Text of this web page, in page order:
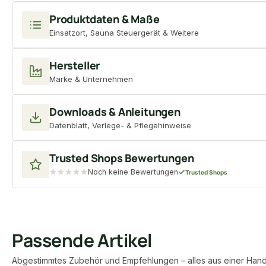
Produktdaten & Maße
Einsatzort, Sauna Steuergerät & Weitere
Hersteller
Marke & Unternehmen
Downloads & Anleitungen
Datenblatt, Verlege- & Pflegehinweise
Trusted Shops Bewertungen
Noch keine Bewertungen Trusted Shops
Passende Artikel
Abgestimmtes Zubehör und Empfehlungen – alles aus einer